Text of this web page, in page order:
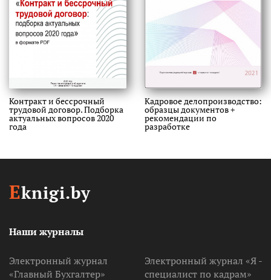
Контракт и бессрочный
трудовой договор. Подборка
актуальных вопросов 2020
года
Кадровое делопроизводство:
образцы документов +
рекомендации по
разработке
Eknigi.by
Наши журналы
Электронный журнал
«Главный Бухгалтер»
Электронный журнал «Я -
специалист по кадрам»